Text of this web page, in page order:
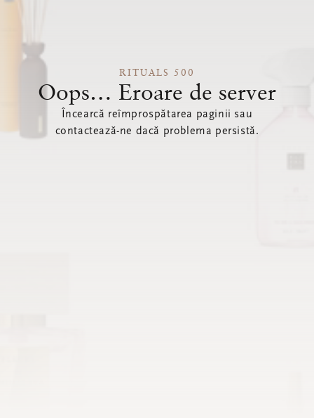
RITUALS 500
Oops… Eroare de server
Încearcă reîmprospătarea paginii sau
contactează-ne dacă problema persistă.